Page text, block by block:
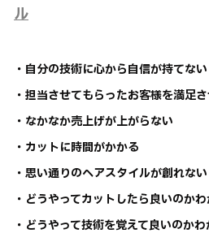
ル
・自分の技術に心から自信が持てない
・担当させてもらったお客様を満足
・なかなか売上げが上がらない
・カットに時間がかかる
・思い通りのヘアスタイルが創れない
・どうやってカットしたら良いのか
・どうやって技術を覚えて良いのか